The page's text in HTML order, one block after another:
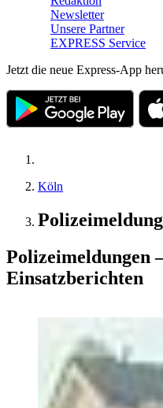
Newsletter
Unsere Partner
EXPRESS Service
Jetzt die neue Express-App
Köln
Polizeimeldungen
Einsatzberichten